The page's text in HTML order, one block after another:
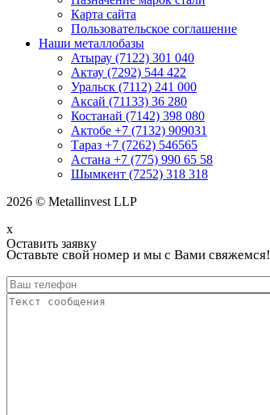
Карта сайта
Пользовательское соглашение
Наши металлобазы
Атырау (7122) 301 040
Актау (7292) 544 422
Уральск (7112) 241 000
Аксай (71133) 36 280
Костанай (7142) 398 080
Актобе +7 (7132) 909031
Тараз +7 (7262) 546565
Астана +7 (775) 990 65 58
Шымкент (7252) 318 318
2026 © Metallinvest LLP
x
Оставить заявку
Оставьте свой номер и мы с Вами свяжемся!